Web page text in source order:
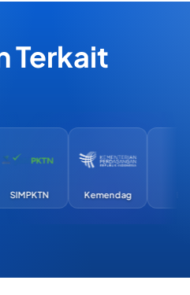
Terkait
Kemendag